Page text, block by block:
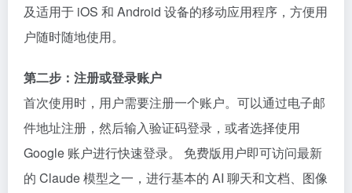
及适用于 iOS 和 Android 设备的移动应用程序，方便用
户随时随地使用。
第二步：注册或登录账户
首次使用时，用户需要注册一个账户。可以通过电子邮
件地址注册，然后输入验证码登录，或者选择使用
Google 账户进行快速登录。 免费版用户即可访问最新
的 Claude 模型之一，进行基本的 AI 聊天和文档、图像